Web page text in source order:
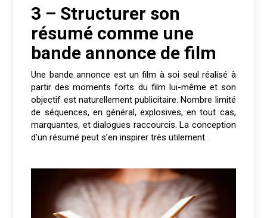
3 – Structurer son
résumé comme une
bande annonce de film
Une bande annonce est un film à soi seul réalisé à
partir des moments forts du film lui-même et son
objectif est naturellement publicitaire. Nombre limité
de séquences, en général, explosives, en tout cas,
marquantes, et dialogues raccourcis. La conception
d’un résumé peut s’en inspirer très utilement.